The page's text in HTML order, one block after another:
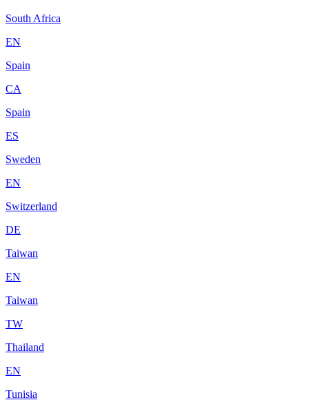
South Africa
EN
Spain
CA
Spain
ES
Sweden
EN
Switzerland
DE
Taiwan
EN
Taiwan
TW
Thailand
EN
Tunisia